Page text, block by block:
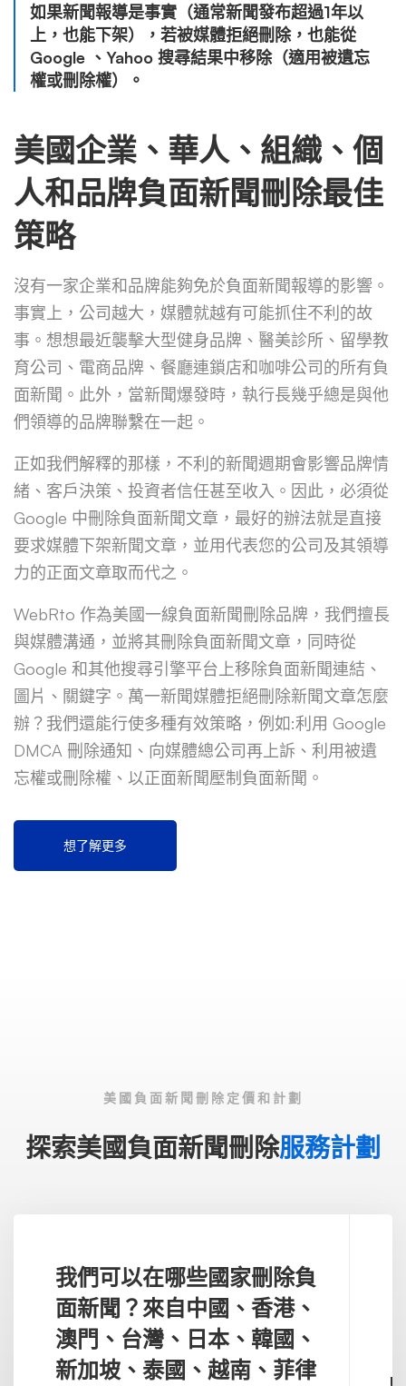
如果新聞報導是事實（通常新聞發布超過1年以
上，也能下架），若被媒體拒絕刪除，也能從
Google 、Yahoo 搜尋結果中移除（適用被遺忘
權或刪除權）。
美國企業、華人、組織、個
人和品牌負面新聞刪除最佳
策略
沒有一家企業和品牌能夠免於負面新聞報導的影響。
事實上，公司越大，媒體就越有可能抓住不利的故
事。想想最近襲擊大型健身品牌、醫美診所、留學教
育公司、電商品牌、餐廳連鎖店和咖啡公司的所有負
面新聞。此外，當新聞爆發時，執行長幾乎總是與他
們領導的品牌聯繫在一起。
正如我們解釋的那樣，不利的新聞週期會影響品牌情
緒、客戶決策、投資者信任甚至收入。因此，必須從
Google 中刪除負面新聞文章，最好的辦法就是直接
要求媒體下架新聞文章，並用代表您的公司及其領導
力的正面文章取而代之。
WebRto 作為美國一線負面新聞刪除品牌，我們擅長
與媒體溝通，並將其刪除負面新聞文章，同時從
Google 和其他搜尋引擎平台上移除負面新聞連結、
圖片、關鍵字。萬一新聞媒體拒絕刪除新聞文章怎麼
辦？我們還能行使多種有效策略，例如:利用 Google
DMCA 刪除通知、向媒體總公司再上訴、利用被遺
忘權或刪除權、以正面新聞壓制負面新聞。
想了解更多
美國負面新聞刪除定價和計劃
探索美國負面新聞刪除服務計劃
我們可以在哪些國家刪除負
面新聞？來自中國、香港、
澳門、台灣、日本、韓國、
新加坡、泰國、越南、菲律